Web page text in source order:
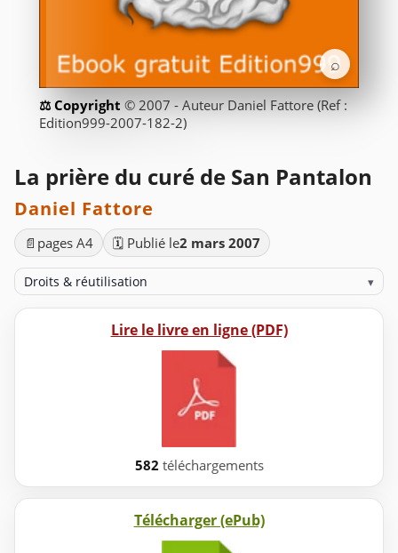
⌕
© 2007 - Auteur Daniel Fattore (Ref :
Edition999-2007-182-2)
La prière du curé de San Pantalon
Daniel Fattore
📄 pages A4 🗓️ Publié le2 mars 2007
Droits & réutilisation ▾
Lire le livre en ligne (PDF)
582 téléchargements
Télécharger (ePub)